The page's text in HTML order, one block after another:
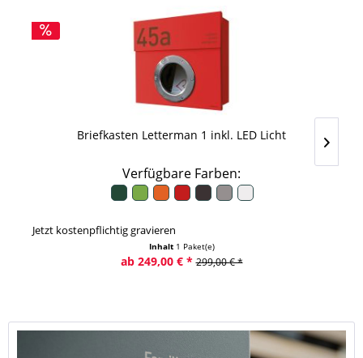
Briefkasten Letterman 1 inkl. LED Licht
Verfügbare Farben:
Jetzt kostenpflichtig gravieren
Inhalt 1 Paket(e)
ab 249,00 € * 299,00 € *